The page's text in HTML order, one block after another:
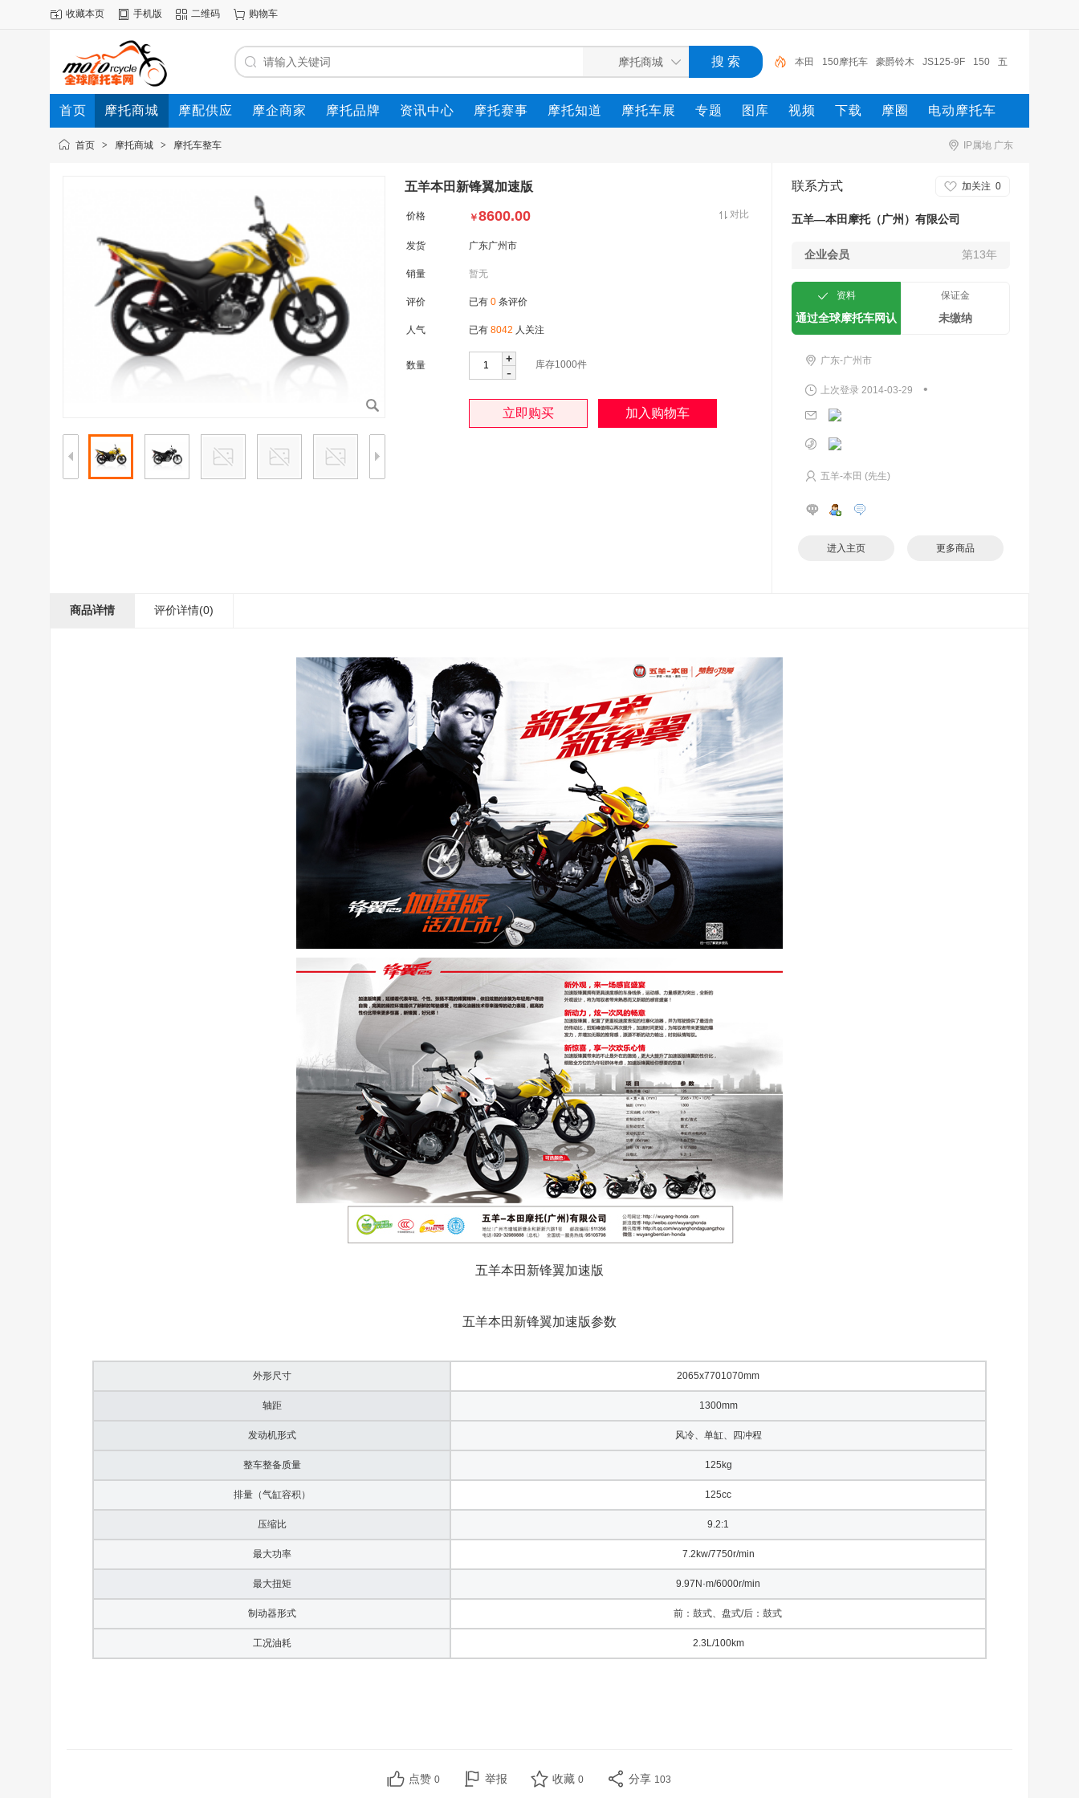
收藏本页 手机版 二维码 购物车
本田 150摩托车 豪爵铃木 JS125-9F 150 五
羊-本田 五羊本田摩托 摩托车 豪爵铃木骊驰 JS11
0-9H
首页 摩托商城 摩配供应 摩企商家 摩托品牌 资讯中心 摩托赛事 摩托知道 摩托车展 专题 图库 视频 下载 摩圈 电动摩托车
动态 IP属地 广东
首页 > 摩托商城 > 摩托车整车
五羊本田新锋翼加速版
价格 ￥8600.00 对比
发货 广东广州市
销量 暂无
评价 已有 0 条评价
人气 已有 8042 人关注
数量 +
- 库存1000件
联系方式 加关注 0
五羊—本田摩托（广州）有限公司
企业会员 第13年
资料
通过全球摩托车网认
证
保证金
未缴纳
广东-广州市
上次登录 2014-03-29 •
五羊-本田 (先生)
进入主页 更多商品
商品详情 评价详情(0)
五羊本田新锋翼加速版
五羊本田新锋翼加速版参数
外形尺寸 2065x7701070mm
轴距 1300mm
发动机形式 风冷、单缸、四冲程
整车整备质量 125kg
排量（气缸容积） 125cc
压缩比 9.2:1
最大功率 7.2kw/7750r/min
最大扭矩 9.97N·m/6000r/min
制动器形式 前：鼓式、盘式/后：鼓式
工况油耗 2.3L/100km
点赞 0 举报 收藏 0 分享 103